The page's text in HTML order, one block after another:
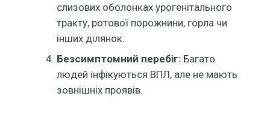
слизових оболонках урогенітального
тракту, ротової порожнини, горла чи
інших ділянок.
Безсимптомний перебіг:Багато
людей інфікуються ВПЛ, але не мають
зовнішніх проявів.